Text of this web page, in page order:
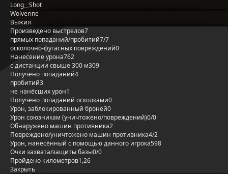
Long__Shot
Wolverine
Выжил
Произведено выстрелов7
прямых попаданий/пробитий7/7
осколочно-фугасных повреждений0
Нанесение урона762
с дистанции свыше 300 м309
Получено попаданий4
пробитий3
не нанёсших урон1
Получено попаданий осколками0
Урон, заблокированный бронёй0
Урон союзникам (уничтожено/повреждений)0/0
Обнаружено машин противника2
Повреждено/уничтожено машин противника4/2
Урон, нанесённый с помощью данного игрока598
Очки захвата/защиты базы0/0
Пройдено километров1,26
Закрыть